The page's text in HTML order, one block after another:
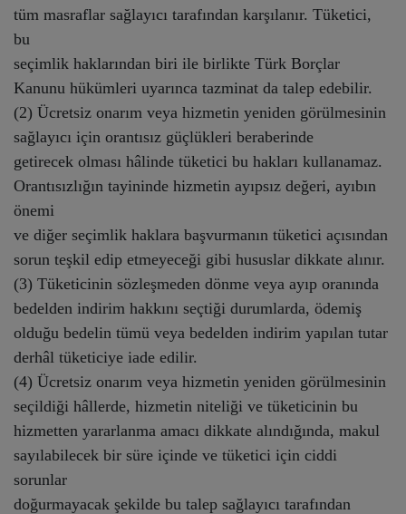
tüm masraflar sağlayıcı tarafından karşılanır. Tüketici,
bu
seçimlik haklarından biri ile birlikte Türk Borçlar
Kanunu hükümleri uyarınca tazminat da talep edebilir.
(2) Ücretsiz onarım veya hizmetin yeniden görülmesinin
sağlayıcı için orantısız güçlükleri beraberinde
getirecek olması hâlinde tüketici bu hakları kullanamaz.
Orantısızlığın tayininde hizmetin ayıpsız değeri, ayıbın
önemi
ve diğer seçimlik haklara başvurmanın tüketici açısından
sorun teşkil edip etmeyeceği gibi hususlar dikkate alınır.
(3) Tüketicinin sözleşmeden dönme veya ayıp oranında
bedelden indirim hakkını seçtiği durumlarda, ödemiş
olduğu bedelin tümü veya bedelden indirim yapılan tutar
derhâl tüketiciye iade edilir.
(4) Ücretsiz onarım veya hizmetin yeniden görülmesinin
seçildiği hâllerde, hizmetin niteliği ve tüketicinin bu
hizmetten yararlanma amacı dikkate alındığında, makul
sayılabilecek bir süre içinde ve tüketici için ciddi
sorunlar
doğurmayacak şekilde bu talep sağlayıcı tarafından